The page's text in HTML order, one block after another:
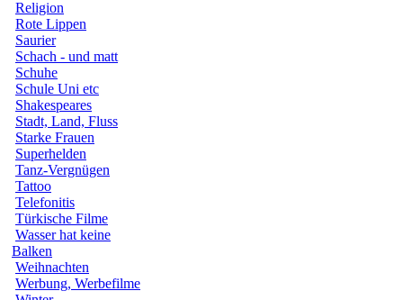
Religion
Rote Lippen
Saurier
Schach - und matt
Schuhe
Schule Uni etc
Shakespeares
Stadt, Land, Fluss
Starke Frauen
Superhelden
Tanz-Vergnügen
Tattoo
Telefonitis
Türkische Filme
Wasser hat keine
Balken
Weihnachten
Werbung, Werbefilme